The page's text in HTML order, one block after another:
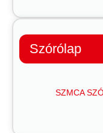
Szórólap
SZMCA